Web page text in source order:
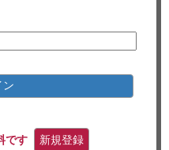
ン
です 新規登録